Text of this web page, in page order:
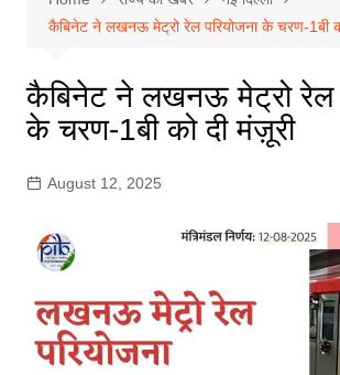
कैबिनेट ने लखनऊ मेट्रो रेल परियोजना के चरण-1बी
कैबिनेट ने लखनऊ मेट्रो रेल
के चरण-1बी को दी मंज़ूरी
August 12, 2025